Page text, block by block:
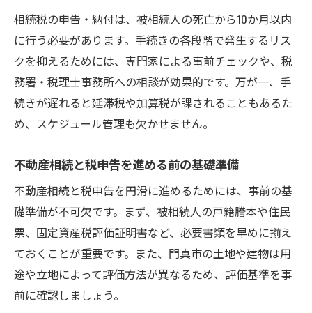
安心して不動産相続を進めるための専門家
選び
専門家による不動産相続サポートの実際
税務署活用でスムーズな相続手続きを実現
不動産相続時に税務署を活用するポイント
税務署相談で不動産相続手続きを楽に進め
税務署のサポートを受けた不動産相続の流
れ
相続税申告で税務署をうまく利用する方法
税務署相談窓口と不動産相続の関わり方
相続トラブルを防ぐための事前対策ポイント
不動産相続で起こりやすいトラブルの回避
相続税の申告・納付は、被相続人の死亡から10か月以内
に行う必要があります。手続きの各段階で発生するリス
クを抑えるためには、専門家による事前チェックや、税
務署・税理士事務所への相談が効果的です。万が一、手
続きが遅れると延滞税や加算税が課されることもあるた
め、スケジュール管理も欠かせません。
不動産相続と税申告を進める前の基礎準備
不動産相続と税申告を円滑に進めるためには、事前の基
礎準備が不可欠です。まず、被相続人の戸籍謄本や住民
票、固定資産税評価証明書など、必要書類を早めに揃え
ておくことが重要です。また、門真市の土地や建物は用
途や立地によって評価方法が異なるため、評価基準を事
前に確認しましょう。